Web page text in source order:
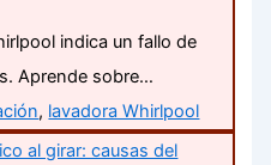
indica un fallo de
Aprende sobre…
, lavadora Whirlpool